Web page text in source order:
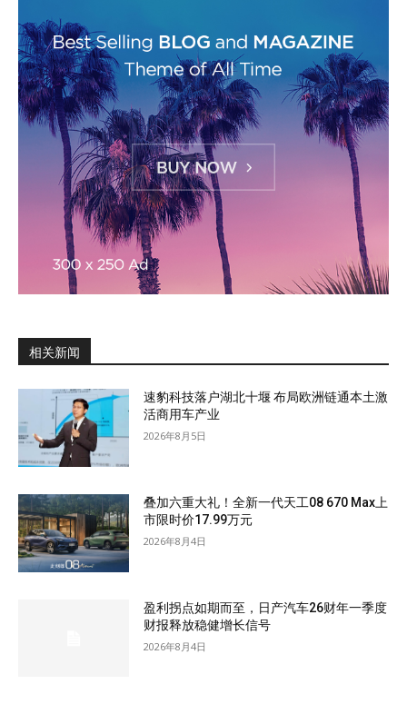
相关新闻
速豹科技落户湖北十堰 布局欧洲链通本土激
活商用车产业
2026年8月5日
叠加六重大礼！全新一代天工08 670 Max上
市限时价17.99万元
2026年8月4日
盈利拐点如期而至，日产汽车26财年一季度
财报释放稳健增长信号
2026年8月4日